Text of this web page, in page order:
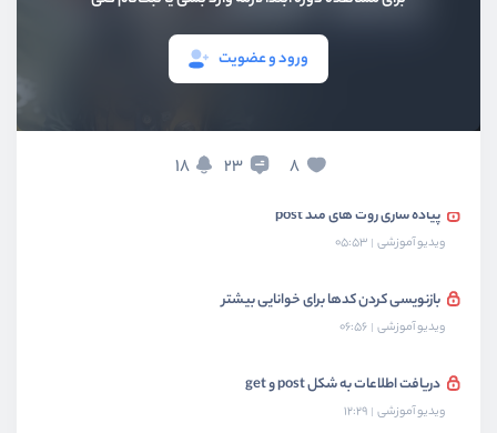
ورود و عضویت
8
23
18
مروری بر پیاده سازی روت های پویا
عبارات باقاعده برای روت های پویا
پیاده سازی روت های متد post
ویدیو آموزشی 05:53
بازنویسی کردن کدها برای خوانایی بیشتر
ویدیو آموزشی 06:56
دریافت اطلاعات به شکل post و get
ویدیو آموزشی 12:29